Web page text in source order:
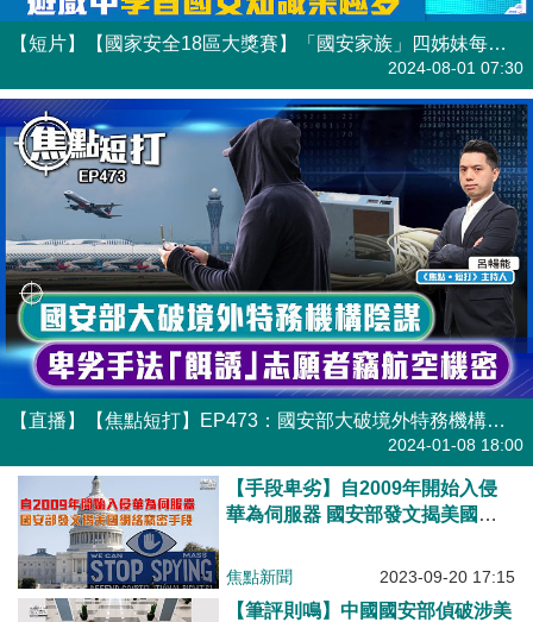
【短片】【國家安全18區大獎賽】「國安家族」四姊妹每日鬥快做題 遊戲中學習國安知識樂趣多
2024-08-01 07:30
【直播】【焦點短打】EP473：國安部大破境外特務機構陰謀 卑劣手法「餌誘」志願者竊航空機密
2024-01-08 18:00
【手段卑劣】自2009年開始入侵
華為伺服器 國安部發文揭美國網
焦點新聞 2023-09-20 17:15
【筆評則鳴】中國國安部偵破涉美